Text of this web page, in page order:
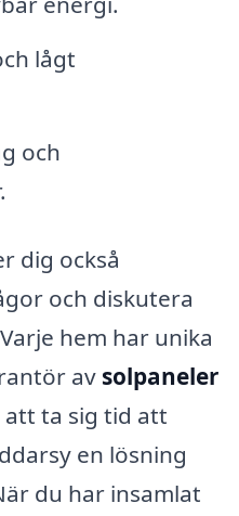
lågt
och
dig också
och diskutera
hem har unika
av solpaneler
ta sig tid att
en lösning
du har insamlat